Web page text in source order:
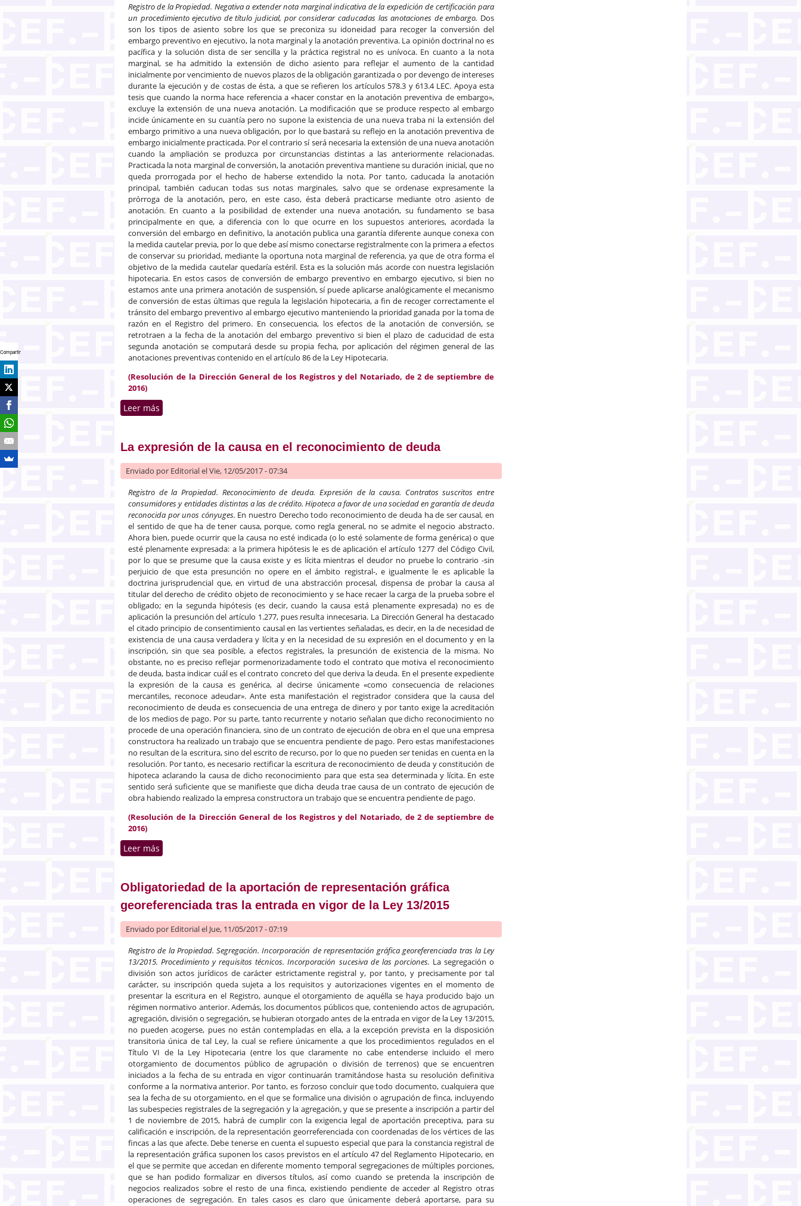
Registro de la Propiedad. Negativa a extender nota marginal indicativa de la expedición de certificación para
un procedimiento ejecutivo de título judicial, por considerar caducadas las anotaciones de embargo. Dos
son los tipos de asiento sobre los que se preconiza su idoneidad para recoger la conversión del
embargo preventivo en ejecutivo, la nota marginal y la anotación preventiva. La opinión doctrinal no es
pacífica y la solución dista de ser sencilla y la práctica registral no es unívoca. En cuanto a la nota
marginal, se ha admitido la extensión de dicho asiento para reflejar el aumento de la cantidad
inicialmente por vencimiento de nuevos plazos de la obligación garantizada o por devengo de intereses
durante la ejecución y de costas de ésta, a que se refieren los artículos 578.3 y 613.4 LEC. Apoya esta
tesis que cuando la norma hace referencia a «hacer constar en la anotación preventiva de embargo»,
excluye la extensión de una nueva anotación. La modificación que se produce respecto al embargo
incide únicamente en su cuantía pero no supone la existencia de una nueva traba ni la extensión del
embargo primitivo a una nueva obligación, por lo que bastará su reflejo en la anotación preventiva de
embargo inicialmente practicada. Por el contrario sí será necesaria la extensión de una nueva anotación
cuando la ampliación se produzca por circunstancias distintas a las anteriormente relacionadas.
Practicada la nota marginal de conversión, la anotación preventiva mantiene su duración inicial, que no
queda prorrogada por el hecho de haberse extendido la nota. Por tanto, caducada la anotación
principal, también caducan todas sus notas marginales, salvo que se ordenase expresamente la
prórroga de la anotación, pero, en este caso, ésta deberá practicarse mediante otro asiento de
anotación. En cuanto a la posibilidad de extender una nueva anotación, su fundamento se basa
principalmente en que, a diferencia con lo que ocurre en los supuestos anteriores, acordada la
conversión del embargo en definitivo, la anotación publica una garantía diferente aunque conexa con
la medida cautelar previa, por lo que debe así mismo conectarse registralmente con la primera a efectos
de conservar su prioridad, mediante la oportuna nota marginal de referencia, ya que de otra forma el
objetivo de la medida cautelar quedaría estéril. Esta es la solución más acorde con nuestra legislación
hipotecaria. En estos casos de conversión de embargo preventivo en embargo ejecutivo, si bien no
estamos ante una primera anotación de suspensión, sí puede aplicarse analógicamente el mecanismo
de conversión de estas últimas que regula la legislación hipotecaria, a fin de recoger correctamente el
tránsito del embargo preventivo al embargo ejecutivo manteniendo la prioridad ganada por la toma de
razón en el Registro del primero. En consecuencia, los efectos de la anotación de conversión, se
retrotraen a la fecha de la anotación del embargo preventivo si bien el plazo de caducidad de esta
segunda anotación se computará desde su propia fecha, por aplicación del régimen general de las
anotaciones preventivas contenido en el artículo 86 de la Ley Hipotecaria.
(Resolución de la Dirección General de los Registros y del Notariado, de 2 de septiembre de
2016)
Leer más
La expresión de la causa en el reconocimiento de deuda
Enviado por Editorialel Vie, 12/05/2017 - 07:34
Registro de la Propiedad. Reconocimiento de deuda. Expresión de la causa. Contratos suscritos entre
consumidores y entidades distintas a las de crédito. Hipoteca a favor de una sociedad en garantía de deuda
reconocida por unos cónyuges. En nuestro Derecho todo reconocimiento de deuda ha de ser causal, en
el sentido de que ha de tener causa, porque, como regla general, no se admite el negocio abstracto.
Ahora bien, puede ocurrir que la causa no esté indicada (o lo esté solamente de forma genérica) o que
esté plenamente expresada: a la primera hipótesis le es de aplicación el artículo 1277 del Código Civil,
por lo que se presume que la causa existe y es lícita mientras el deudor no pruebe lo contrario -sin
perjuicio de que esta presunción no opere en el ámbito registral-, e igualmente le es aplicable la
doctrina jurisprudencial que, en virtud de una abstracción procesal, dispensa de probar la causa al
titular del derecho de crédito objeto de reconocimiento y se hace recaer la carga de la prueba sobre el
obligado; en la segunda hipótesis (es decir, cuando la causa está plenamente expresada) no es de
aplicación la presunción del artículo 1.277, pues resulta innecesaria. La Dirección General ha destacado
el citado principio de consentimiento causal en las vertientes señaladas, es decir, en la de necesidad de
existencia de una causa verdadera y lícita y en la necesidad de su expresión en el documento y en la
inscripción, sin que sea posible, a efectos registrales, la presunción de existencia de la misma. No
obstante, no es preciso reflejar pormenorizadamente todo el contrato que motiva el reconocimiento
de deuda, basta indicar cuál es el contrato concreto del que deriva la deuda. En el presente expediente
la expresión de la causa es genérica, al decirse únicamente «como consecuencia de relaciones
mercantiles, reconoce adeudar». Ante esta manifestación el registrador considera que la causa del
reconocimiento de deuda es consecuencia de una entrega de dinero y por tanto exige la acreditación
de los medios de pago. Por su parte, tanto recurrente y notario señalan que dicho reconocimiento no
procede de una operación financiera, sino de un contrato de ejecución de obra en el que una empresa
constructora ha realizado un trabajo que se encuentra pendiente de pago. Pero estas manifestaciones
no resultan de la escritura, sino del escrito de recurso, por lo que no pueden ser tenidas en cuenta en la
resolución. Por tanto, es necesario rectificar la escritura de reconocimiento de deuda y constitución de
hipoteca aclarando la causa de dicho reconocimiento para que esta sea determinada y lícita. En este
sentido será suficiente que se manifieste que dicha deuda trae causa de un contrato de ejecución de
obra habiendo realizado la empresa constructora un trabajo que se encuentra pendiente de pago.
(Resolución de la Dirección General de los Registros y del Notariado, de 2 de septiembre de
2016)
Leer más
Obligatoriedad de la aportación de representación gráfica
georeferenciada tras la entrada en vigor de la Ley 13/2015
Enviado por Editorialel Jue, 11/05/2017 - 07:19
Registro de la Propiedad. Segregación. Incorporación de representación gráfica georeferenciada tras la Ley
13/2015. Procedimiento y requisitos técnicos. Incorporación sucesiva de las porciones. La segregación o
división son actos jurídicos de carácter estrictamente registral y, por tanto, y precisamente por tal
carácter, su inscripción queda sujeta a los requisitos y autorizaciones vigentes en el momento de
presentar la escritura en el Registro, aunque el otorgamiento de aquélla se haya producido bajo un
régimen normativo anterior. Además, los documentos públicos que, conteniendo actos de agrupación,
agregación, división o segregación, se hubieran otorgado antes de la entrada en vigor de la Ley 13/2015,
no pueden acogerse, pues no están contempladas en ella, a la excepción prevista en la disposición
transitoria única de tal Ley, la cual se refiere únicamente a que los procedimientos regulados en el
Título VI de la Ley Hipotecaria (entre los que claramente no cabe entenderse incluido el mero
otorgamiento de documentos público de agrupación o división de terrenos) que se encuentren
iniciados a la fecha de su entrada en vigor continuarán tramitándose hasta su resolución definitiva
conforme a la normativa anterior. Por tanto, es forzoso concluir que todo documento, cualquiera que
sea la fecha de su otorgamiento, en el que se formalice una división o agrupación de finca, incluyendo
las subespecies registrales de la segregación y la agregación, y que se presente a inscripción a partir del
1 de noviembre de 2015, habrá de cumplir con la exigencia legal de aportación preceptiva, para su
calificación e inscripción, de la representación georreferenciada con coordenadas de los vértices de las
fincas a las que afecte. Debe tenerse en cuenta el supuesto especial que para la constancia registral de
la representación gráfica suponen los casos previstos en el artículo 47 del Reglamento Hipotecario, en
el que se permite que accedan en diferente momento temporal segregaciones de múltiples porciones,
que se han podido formalizar en diversos títulos, así como cuando se pretenda la inscripción de
negocios realizados sobre el resto de una finca, existiendo pendiente de acceder al Registro otras
operaciones de segregación. En tales casos es claro que únicamente deberá aportarse, para su
Compartir